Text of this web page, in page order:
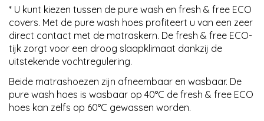
* U kunt kiezen tussen de pure wash en fresh & free ECO
covers. Met de pure wash hoes profiteert u van een zeer
direct contact met de matraskern. De fresh & free ECO-
tijk zorgt voor een droog slaapklimaat dankzij de
uitstekende vochtregulering.
Beide matrashoezen zijn afneembaar en wasbaar. De
pure wash hoes is wasbaar op 40°C de fresh & free ECO
hoes kan zelfs op 60°C gewassen worden.